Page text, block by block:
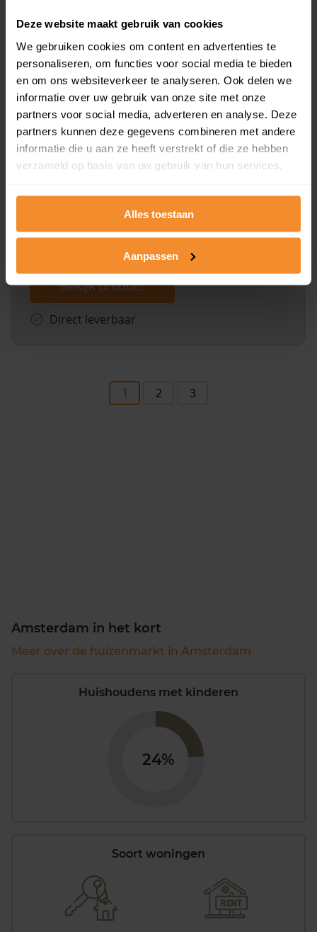
Deze website maakt gebruik van cookies
We gebruiken cookies om content en advertenties te
personaliseren, om functies voor social media te bieden
en om ons websiteverkeer te analyseren. Ook delen we
informatie over uw gebruik van onze site met onze
partners voor social media, adverteren en analyse. Deze
partners kunnen deze gegevens combineren met andere
informatie die u aan ze heeft verstrekt of die ze hebben
verzameld op basis van uw gebruik van hun services.
Alles toestaan
Aanpassen
Bekijk product
Direct leverbaar
Kadastrale kaart pakket
Alleen globale ligging perceel
dit inclusief de luchtfoto!
Bekijk product
Direct leverbaar
1 2 3
Amsterdam in het kort
Meer over de huizenmarkt in Amsterdam
Huishoudens met kinderen
24%
Soort woningen